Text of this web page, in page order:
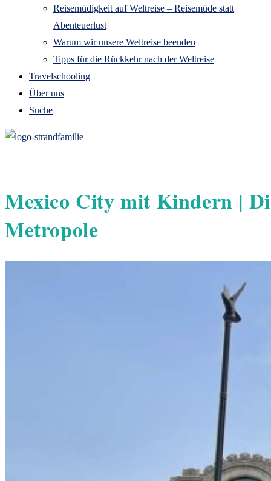
Reisemüdigkeit auf Weltreise – Reisemüde statt
Abenteuerlust
Warum wir unsere Weltreise beenden
Tipps für die Rückkehr nach der Weltreise
Travelschooling
Über uns
Suche
Mexico City mit Kindern |
Metropole